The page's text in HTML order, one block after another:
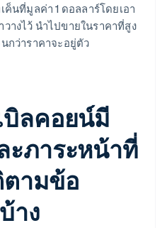
ค็นที่มูลค่า 1 ดอลลาร์โดยเอา
างไว้ นำไปขายในราคาที่สูง
กว่าราคาจะอยู่ตัว
บิลคอยน์มี
ะภาระหน้าที่
ามข้อ
าง